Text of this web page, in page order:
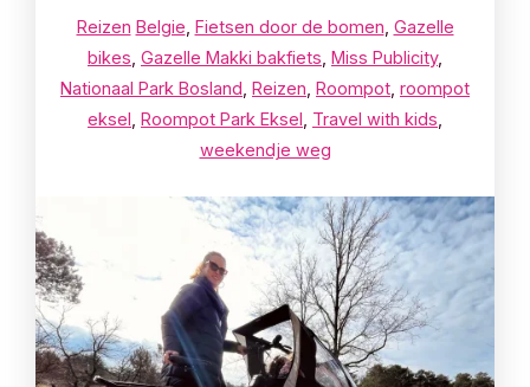
Reizen Belgie Fietsen door de bomen Gazelle
bikes Gazelle Makki bakfiets Miss Publicity,
Nationaal Park Bosland Reizen Roompot roompot
eksel Roompot Park Eksel Travel with kids
weekendje weg